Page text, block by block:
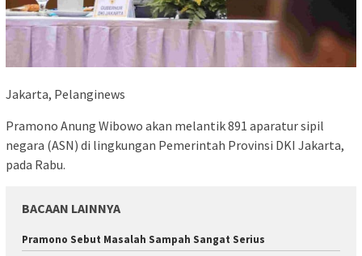
Jakarta, Pelanginews
Pramono Anung Wibowo akan melantik 891 aparatur sipil
negara (ASN) di lingkungan Pemerintah Provinsi DKI Jakarta,
pada Rabu.
BACAAN LAINNYA
Pramono Sebut Masalah Sampah Sangat Serius